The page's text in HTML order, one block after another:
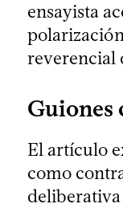
ensayista
reverencial
Guiones
El artículo
como
deliberativa